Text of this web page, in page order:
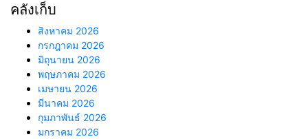
คลังเก็บ
สิงหาคม 2026
กรกฎาคม 2026
มิถุนายน 2026
พฤษภาคม 2026
เมษายน 2026
มีนาคม 2026
กุมภาพันธ์ 2026
มกราคม 2026